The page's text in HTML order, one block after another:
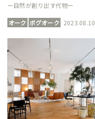
ー自然が創り出す代物ー
オーク ボグオーク 2023.08.10